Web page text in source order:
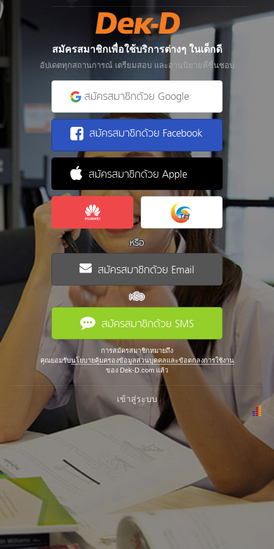
สมัครสมาชิกเพื่อใช้บริการต่างๆ ในเด็กดี
อัปเดตทุกสถานการณ์ เตรียมสอบ และอ่านนิยายที่ชื่นชอบ
สมัครสมาชิกด้วย Google
สมัครสมาชิกด้วย Facebook
สมัครสมาชิกด้วย Apple
หรือ
สมัครสมาชิกด้วย Email
หรือ
สมัครสมาชิกด้วย SMS
การสมัครสมาชิกหมายถึง
คุณยอมรับนโยบายคุ้มครองข้อมูลส่วนบุคคลและข้อตกลงการใช้งาน
ของ Dek-D.com แล้ว
เข้าสู่ระบบ